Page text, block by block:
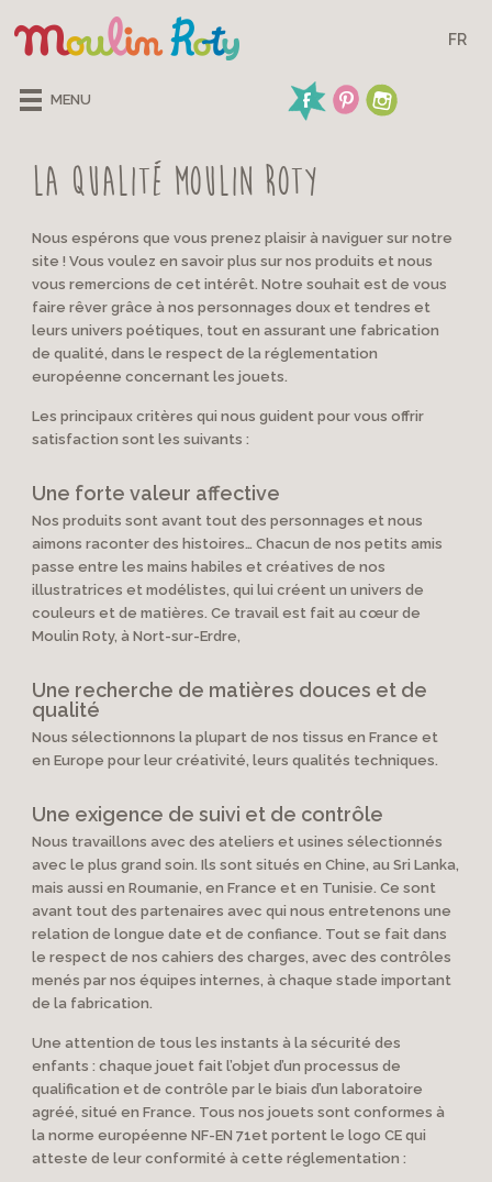
MENU
FR
La qualité Moulin Roty
Nous espérons que vous prenez plaisir à naviguer sur notre
site ! Vous voulez en savoir plus sur nos produits et nous
vous remercions de cet intérêt. Notre souhait est de vous
faire rêver grâce à nos personnages doux et tendres et
leurs univers poétiques, tout en assurant une fabrication
de qualité, dans le respect de la réglementation
européenne concernant les jouets.
Les principaux critères qui nous guident pour vous offrir
satisfaction sont les suivants :
Une forte valeur affective
Nos produits sont avant tout des personnages et nous
aimons raconter des histoires… Chacun de nos petits amis
passe entre les mains habiles et créatives de nos
illustratrices et modélistes, qui lui créent un univers de
couleurs et de matières. Ce travail est fait au cœur de
Moulin Roty, à Nort-sur-Erdre,
Une recherche de matières douces et de
qualité
Nous sélectionnons la plupart de nos tissus en France et
en Europe pour leur créativité, leurs qualités techniques.
Une exigence de suivi et de contrôle
Nous travaillons avec des ateliers et usines sélectionnés
avec le plus grand soin. Ils sont situés en Chine, au Sri Lanka,
mais aussi en Roumanie, en France et en Tunisie. Ce sont
avant tout des partenaires avec qui nous entretenons une
relation de longue date et de confiance. Tout se fait dans
le respect de nos cahiers des charges, avec des contrôles
menés par nos équipes internes, à chaque stade important
de la fabrication.
Une attention de tous les instants à la sécurité des
enfants : chaque jouet fait l’objet d’un processus de
qualification et de contrôle par le biais d’un laboratoire
agréé, situé en France. Tous nos jouets sont conformes à
la norme européenne NF-EN 71et portent le logo CE qui
atteste de leur conformité à cette réglementation :